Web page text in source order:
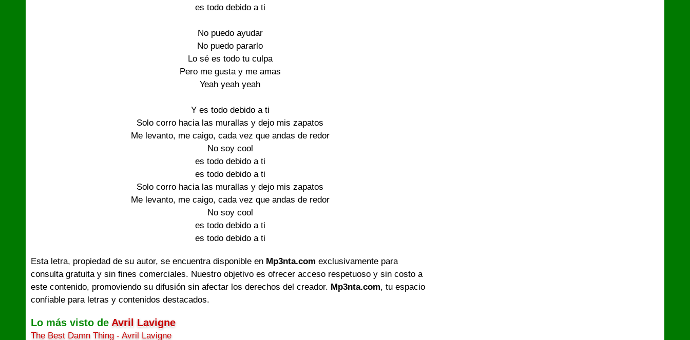
es todo debido a ti
No puedo ayudar
No puedo pararlo
Lo sé es todo tu culpa
Pero me gusta y me amas
Yeah yeah yeah
Y es todo debido a ti
Solo corro hacia las murallas y dejo mis zapatos
Me levanto, me caigo, cada vez que andas de redor
No soy cool
es todo debido a ti
es todo debido a ti
Solo corro hacia las murallas y dejo mis zapatos
Me levanto, me caigo, cada vez que andas de redor
No soy cool
es todo debido a ti
es todo debido a ti
Esta letra, propiedad de su autor, se encuentra disponible en Mp3nta.com exclusivamente para
consulta gratuita y sin fines comerciales. Nuestro objetivo es ofrecer acceso respetuoso y sin costo a
este contenido, promoviendo su difusión sin afectar los derechos del creador. Mp3nta.com, tu espacio
confiable para letras y contenidos destacados.
Lo más visto de Avril Lavigne
The Best Damn Thing - Avril Lavigne